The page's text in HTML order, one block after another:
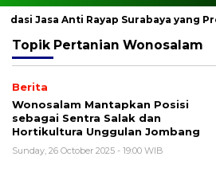
Jasa Anti Rayap Surabaya yang
Topik Pertanian Wonosalam
Berita
Wonosalam Mantapkan Posisi
sebagai Sentra Salak dan
Hortikultura Unggulan Jombang
Sunday, 26 October 2025 - 19:00 WIB